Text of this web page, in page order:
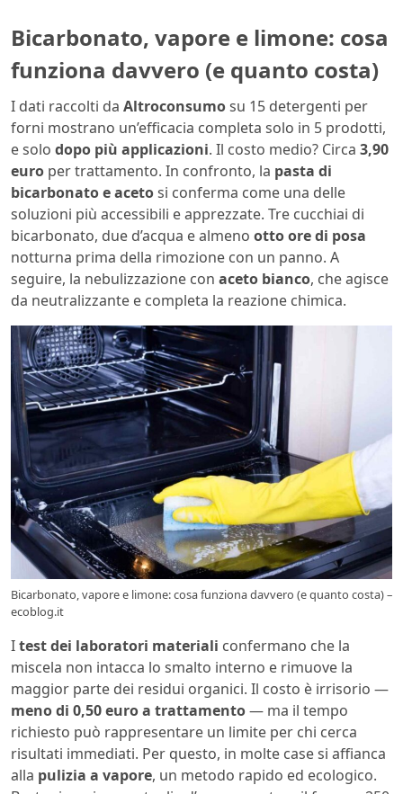
Bicarbonato, vapore e limone: cosa
funziona davvero (e quanto costa)
I dati raccolti da Altroconsumosu 15 detergenti per
forni mostrano un’efficacia completa solo in 5 prodotti,
e solo dopo più applicazioni. Il costo medio? Circa 3,90
euro per trattamento. In confronto, la pasta di
bicarbonato e acetosi conferma come una delle
soluzioni più accessibili e apprezzate. Tre cucchiai di
bicarbonato, due d’acqua e almeno otto ore di posa
notturna prima della rimozione con un panno. A
seguire, la nebulizzazione con aceto bianco, che agisce
da neutralizzante e completa la reazione chimica.
Bicarbonato, vapore e limone: cosa funziona davvero (e quanto costa) –
ecoblog.it
Itest dei laboratori materiali confermano che la
miscela non intacca lo smalto interno e rimuove la
maggior parte dei residui organici. Il costo è irrisorio —
meno di 0,50 euro a trattamento— ma il tempo
richiesto può rappresentare un limite per chi cerca
risultati immediati. Per questo, in molte case si affianca
alla pulizia a vapore, un metodo rapido ed ecologico.